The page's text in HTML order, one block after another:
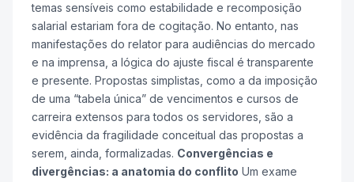
temas sensíveis como estabilidade e recomposição
salarial estariam fora de cogitação. No entanto, nas
manifestações do relator para audiências do mercado
e na imprensa, a lógica do ajuste fiscal é transparente
e presente. Propostas simplistas, como a da imposição
de uma “tabela única” de vencimentos e cursos de
carreira extensos para todos os servidores, são a
evidência da fragilidade conceitual das propostas a
serem, ainda, formalizadas. Convergências e
divergências: a anatomia do conflito Um exame